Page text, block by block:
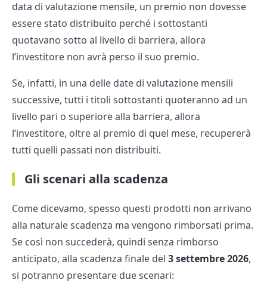
data di valutazione mensile, un premio non dovesse
essere stato distribuito perché i sottostanti
quotavano sotto al livello di barriera, allora
l’investitore non avrà perso il suo premio.
Se, infatti, in una delle date di valutazione mensili
successive, tutti i titoli sottostanti quoteranno ad un
livello pari o superiore alla barriera, allora
l’investitore, oltre al premio di quel mese, recupererà
tutti quelli passati non distribuiti.
Gli scenari alla scadenza
Come dicevamo, spesso questi prodotti non arrivano
alla naturale scadenza ma vengono rimborsati prima.
Se così non succederà, quindi senza rimborso
anticipato, alla scadenza finale del 3 settembre 2026,
si potranno presentare due scenari: